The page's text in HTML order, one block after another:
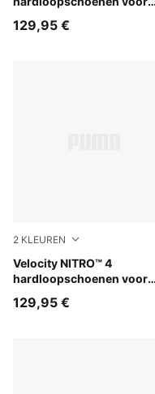
129,95 €
2 KLEUREN
Velocity NITRO™ 4
hardloopschoenen voor
PUMA Black-PUMA
129,95 €